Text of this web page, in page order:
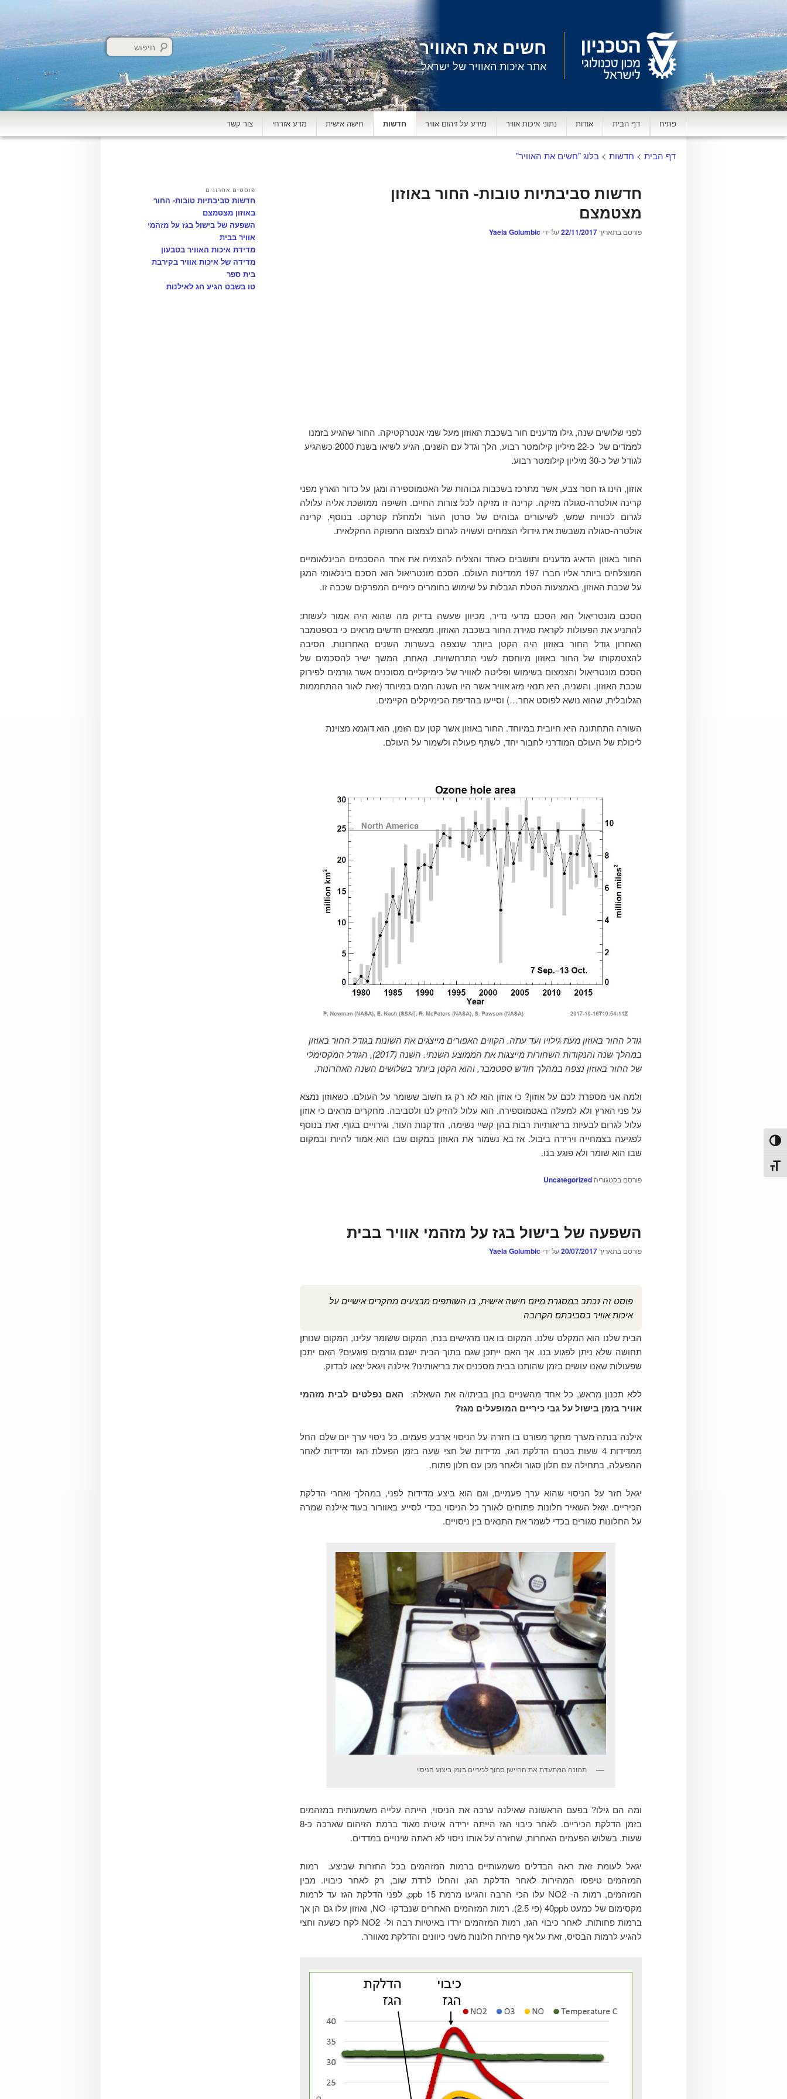
הפעל/כבה ניגודיות גבוהה
מתג גודל גופן
חשים את האוויר
אתר איכות האוויר של ישראל
חיפוש
ראשי
פתיח דף הבית אודות נתוני איכות אוויר מידע על זיהום אוויר חדשות חישה אישית מדע אזרחי צור קשר
דף הבית > חדשות >בלוג "חשים את האוויר"
חדשות סביבתיות טובות- החור באוזון
מצטמצם
פורסם בתאריך22/11/2017על ידי Yaela Golumbic
לפני שלושים שנה, גילו מדענים חור בשכבת האוזון מעל שמי אנטרקטיקה. החור שהגיע בזמנו
לממדים של כ-22 מיליון קילומטר רבוע, הלך וגדל עם השנים, הגיע לשיאו בשנת 2000 כשהגיע
לגודל של כ-30 מיליון קילומטר רבוע.
אוזון, הינו גז חסר צבע, אשר מתרכז בשכבות גבוהות של האטמוספירה ומגן על כדור הארץ מפני
קרינה אולטרה-סגולה מזיקה. קרינה זו מזיקה לכל צורות החיים. חשיפה ממושכת אליה עלולה
לגרום לכוויות שמש, לשיעורים גבוהים של סרטן העור ולמחלת קטרקט. בנוסף, קרינה
אולטרה-סגולה משבשת את גידולי הצמחים ועשויה לגרום לצמצום התפוקה החקלאית.
החור באוזון הדאיג מדענים ותושבים כאחד והצליח להצמיח את אחד ההסכמים הבינלאומיים
המוצלחים ביותר אליו חברו 197 ממדינות העולם. הסכם מונטריאול הוא הסכם בינלאומי המגן
על שכבת האוזון, באמצעות הטלת הגבלות על שימוש בחומרים כימיים המפרקים שכבה זו.
הסכם מונטריאול הוא הסכם מדעי נדיר, מכיוון שעשה בדיוק מה שהוא היה אמור לעשות:
להתניע את הפעולות לקראת סגירת החור בשכבת האוזון. ממצאים חדשים מראים כי בספטמבר
האחרון גודל החור באוזון היה הקטן ביותר שנצפה בעשרות השנים האחרונות. הסיבה
להצטמקותו של החור באוזון מיוחסת לשני התרחשויות. האחת, המשך ישיר להסכמים של
הסכם מונטריאול והצמצום בשימוש ופליטה לאוויר של כימיקליים מסוכנים אשר גורמים לפירוק
שכבת האוזון. והשניה, היא תנאי מזג אוויר אשר היו השנה חמים במיוחד (זאת לאור ההתחממות
הגלובלית, שהוא נושא לפוסט אחר…) וסייעו בהדיפת הכימיקלים הקיימים.
השורה התחתונה היא חיובית במיוחד. החור באוזון אשר קטן עם הזמן, הוא דוגמא מצוינת
ליכולת של העולם המודרני לחבור יחד, לשתף פעולה ולשמור על העולם.
גודל החור באוזון מעת גילויו ועד עתה. הקווים האפורים מייצגים את השונות בגודל החור באוזון
במהלך שנה והנקודות השחורות מייצגות את הממוצע השנתי. השנה (2017), הגודל המקסימלי
של החור באוזון נצפה במהלך חודש ספטמבר, והוא הקטן ביותר בשלושים השנה האחרונות.
ולמה אני מספרת לכם על אוזון? כי אוזון הוא לא רק גז חשוב ששומר על העולם. כשאוזון נמצא
על פני הארץ ולא למעלה באטמוספירה, הוא עלול להזיק לנו ולסביבה. מחקרים מראים כי אוזון
עלול לגרום לבעיות בריאותיות רבות בהן קשיי נשימה, הזדקנות העור, וגירויים בגוף, זאת בנוסף
לפגיעה בצמחייה וירידה ביבול. אז בא נשמור את האוזון במקום שבו הוא אמור להיות ובמקום
שבו הוא שומר ולא פוגע בנו.
פורסם בקטגוריה Uncategorized
השפעה של בישול בגז על מזהמי אוויר בבית
פורסם בתאריך20/07/2017על ידי Yaela Golumbic
פוסט זה נכתב במסגרת מיזם חישה אישית, בו השותפים מבצעים מחקרים אישיים על
איכות אוויר בסביבתם הקרובה
הבית שלנו הוא המקלט שלנו, המקום בו אנו מרגישים בנח, המקום ששומר עלינו, המקום שנותן
תחושה שלא ניתן לפגוע בנו. אך האם ייתכן שגם בתוך הבית ישנם גורמים פוגעים? האם יתכן
שפעולות שאנו עושים בזמן שהותנו בבית מסכנים את בריאותינו? אילנה ויגאל יצאו לבדוק.
ללא תכנון מראש, כל אחד מהשניים בחן בביתו/ה את השאלה: האם נפלטים לבית מזהמי
אוויר בזמן בישול על גבי כיריים המופעלים מגז?
אילנה בנתה מערך מחקר מפורט בו חזרה על הניסוי ארבע פעמים. כל ניסוי ערך יום שלם החל
ממדידות 4 שעות בטרם הדלקת הגז, מדידות של חצי שעה בזמן הפעלת הגז ומדידות לאחר
ההפעלה, בתחילה עם חלון סגור ולאחר מכן עם חלון פתוח.
יגאל חזר על הניסוי שהוא ערך פעמיים, וגם הוא ביצע מדידות לפני, במהלך ואחרי הדלקת
הכיריים. יגאל השאיר חלונות פתוחים לאורך כל הניסוי בכדי לסייע באוורור בעוד אילנה שמרה
על החלונות סגורים בכדי לשמר את התנאים בין ניסויים.
תמונה המתעדת את החיישן סמוך לכיריים בזמן ביצוע הניסוי
ומה הם גילו? בפעם הראשונה שאילנה ערכה את הניסוי, הייתה עלייה משמעותית במזהמים
בזמן הדלקת הכיריים. לאחר כיבוי הגז הייתה ירידה איטית מאוד ברמת הזיהום שארכה כ-8
שעות. בשלוש הפעמים האחרות, שחזרה על אותו ניסוי לא ראתה שינויים במדדים.
יגאל לעומת זאת ראה הבדלים משמעותיים ברמות המזהמים בכל החזרות שביצע. רמות
המזהמים טיפסו המהירות לאחר הדלקת הגז, והחלו לרדת שוב, רק לאחר כיבויו. מבין
המזהמים, רמות ה- NO2 עלו הכי הרבה והגיעו מרמת 15 ppb, לפני הדלקת הגז עד לרמות
מקסימום של כמעט 40ppb (פי 2.5). רמות המזהמים האחרים שנבדקו- NO, ואוזון עלו גם הן אך
ברמות פחותות. לאחר כיבוי הגז, רמות המזהמים ירדו באיטיות רבה ול- NO2 לקח כשעה וחצי
להגיע לרמות הבסיס, זאת על אף פתיחת חלונות משני כיוונים והדלקת מאוורר.
פוסטים אחרונים
חדשות סביבתיות טובות- החור
באוזון מצטמצם
השפעה של בישול בגז על מזהמי
אוויר בבית
מדידת איכות האוויר בטבעון
מדידה של איכות אוויר בקירבת
בית ספר
טו בשבט הגיע חג לאילנות